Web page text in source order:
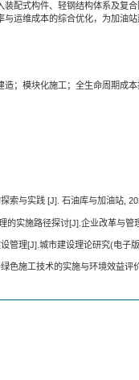
装配式构件、轻钢结构体系及复
运维成本的综合优化，为加油
；模块化施工；全生命周期成本
索与实践 [J]. 石油库与加油站,
的实施路径探讨[J].企业改革与管
管理[J].城市建设理论研究(电子
色施工技术的实施与环境效益评